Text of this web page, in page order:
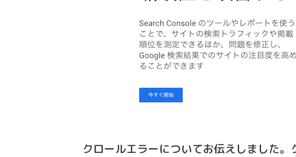
クロールエラーについてお伝えしました。